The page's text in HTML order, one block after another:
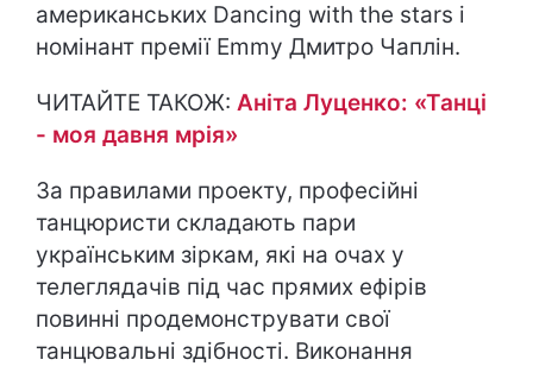
американських Dancing with the stars і
номінант премії Emmy Дмитро Чаплін.
ЧИТАЙТЕ ТАКОЖ: Аніта Луценко: «Танці
- моя давня мрія»
За правилами проекту, професійні
танцюристи складають пари
українським зіркам, які на очах у
телеглядачів під час прямих ефірів
повинні продемонструвати свої
танцювальні здібності. Виконання